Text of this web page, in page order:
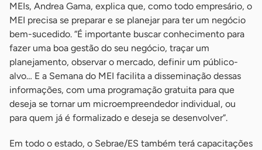
MEIs, Andrea Gama, explica que, como todo empresário, o
MEI precisa se preparar e se planejar para ter um negócio
bem-sucedido. “É importante buscar conhecimento para
fazer uma boa gestão do seu negócio, traçar um
planejamento, observar o mercado, definir um público-
alvo… E a Semana do MEI facilita a disseminação dessas
informações, com uma programação gratuita para que
deseja se tornar um microempreendedor individual, ou
para quem já é formalizado e deseja se desenvolver”.
Em todo o estado, o Sebrae/ES também terá capacitações